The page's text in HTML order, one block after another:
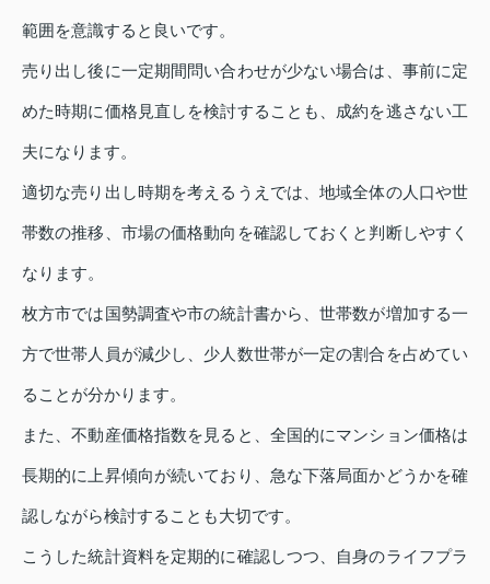
範囲を意識すると良いです。
売り出し後に一定期間問い合わせが少ない場合は、事前に定
めた時期に価格見直しを検討することも、成約を逃さない工
夫になります。
適切な売り出し時期を考えるうえでは、地域全体の人口や世
帯数の推移、市場の価格動向を確認しておくと判断しやすく
なります。
枚方市では国勢調査や市の統計書から、世帯数が増加する一
方で世帯人員が減少し、少人数世帯が一定の割合を占めてい
ることが分かります。
また、不動産価格指数を見ると、全国的にマンション価格は
長期的に上昇傾向が続いており、急な下落局面かどうかを確
認しながら検討することも大切です。
こうした統計資料を定期的に確認しつつ、自身のライフプラ